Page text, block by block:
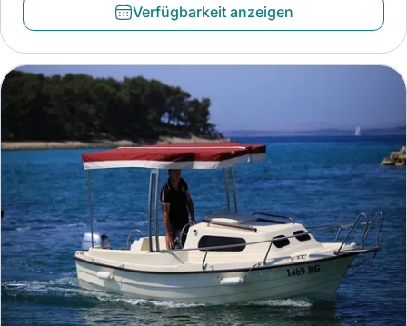
Verfügbarkeit anzeigen